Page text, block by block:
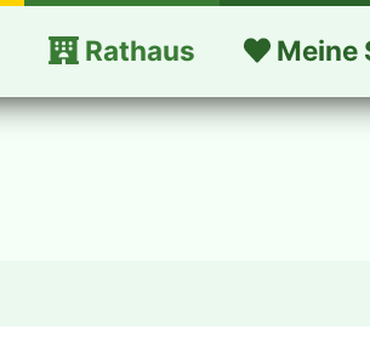
Rathaus Meine